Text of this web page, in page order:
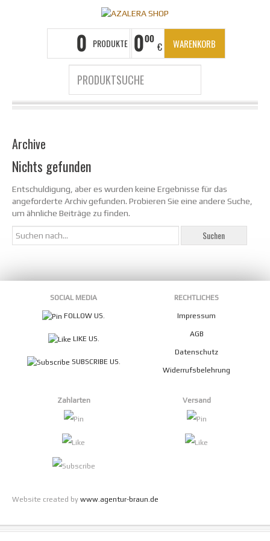
0 PRODUKTE 000
€ WARENKORB
Archive
Nichts gefunden
Entschuldigung, aber es wurden keine Ergebnisse für das
angeforderte Archiv gefunden. Probieren Sie eine andere Suche,
um ähnliche Beiträge zu finden.
SOCIAL MEDIA
FOLLOW US.
LIKE US.
SUBSCRIBE US.
RECHTLICHES
Impressum
AGB
Datenschutz
Widerrufsbelehrung
Zahlarten Versand
Website created by www.agentur-braun.de